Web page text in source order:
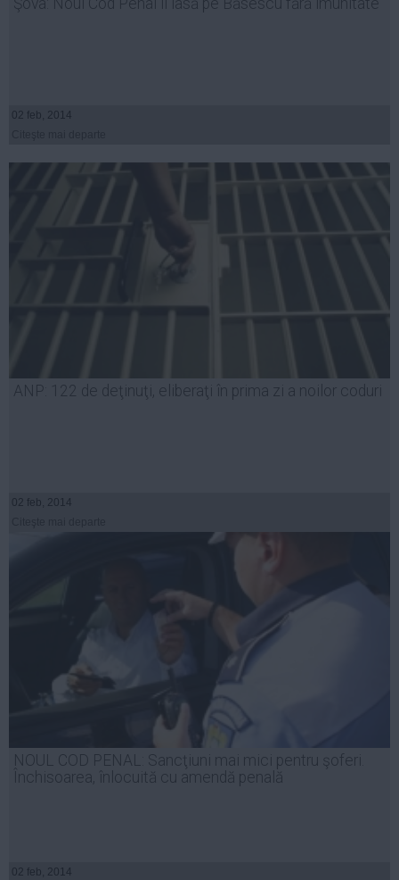
Şova: Noul Cod Penal îl lasă pe Băsescu fără imunitate
02 feb, 2014
ANP: 122 de deţinuţi, eliberaţi în prima zi a noilor coduri
02 feb, 2014
NOUL COD PENAL: Sancţiuni mai mici pentru şoferi.
Închisoarea, înlocuită cu amendă penală
02 feb, 2014